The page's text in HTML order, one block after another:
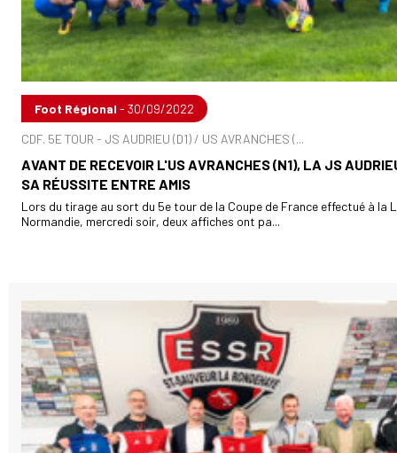
Foot Régional - 30/09/2022
CDF. 5E TOUR - JS AUDRIEU (D1) / US AVRANCHES (...
AVANT DE RECEVOIR L'US AVRANCHES (N1), LA JS
SA RÉUSSITE ENTRE AMIS
Lors du tirage au sort du 5e tour de la Coupe de France effectué à la
Normandie, mercredi soir, deux affiches ont pa...